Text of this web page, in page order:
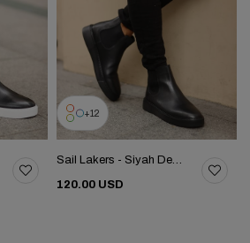
12
Sail Lakers - Siyah Deri Eva Taban Unisex Chelsea Bot 102-041-HE1065
120.00 USD